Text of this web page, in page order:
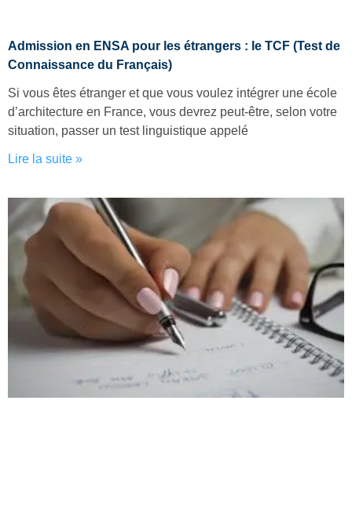
Admission en ENSA pour les étrangers : le TCF (Test de
Connaissance du Français)
Si vous êtes étranger et que vous voulez intégrer une école
d’architecture en France, vous devrez peut-être, selon votre
situation, passer un test linguistique appelé
Lire la suite »